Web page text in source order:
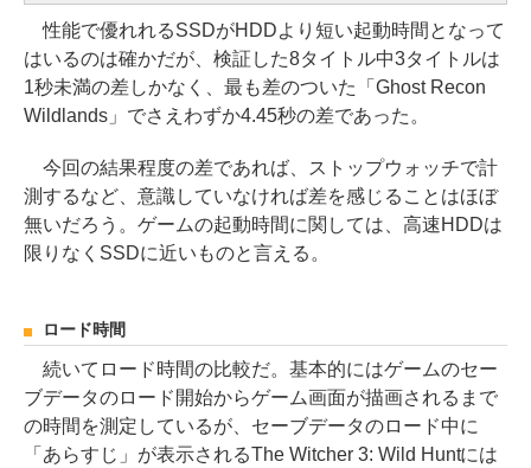
性能で優れれるSSDがHDDより短い起動時間となって
はいるのは確かだが、検証した8タイトル中3タイトルは
1秒未満の差しかなく、最も差のついた「Ghost Recon
Wildlands」でさえわずか4.45秒の差であった。
今回の結果程度の差であれば、ストップウォッチで計
測するなど、意識していなければ差を感じることはほぼ
無いだろう。ゲームの起動時間に関しては、高速HDDは
限りなくSSDに近いものと言える。
ロード時間
続いてロード時間の比較だ。基本的にはゲームのセー
ブデータのロード開始からゲーム画面が描画されるまで
の時間を測定しているが、セーブデータのロード中に
「あらすじ」が表示されるThe Witcher 3: Wild Huntには